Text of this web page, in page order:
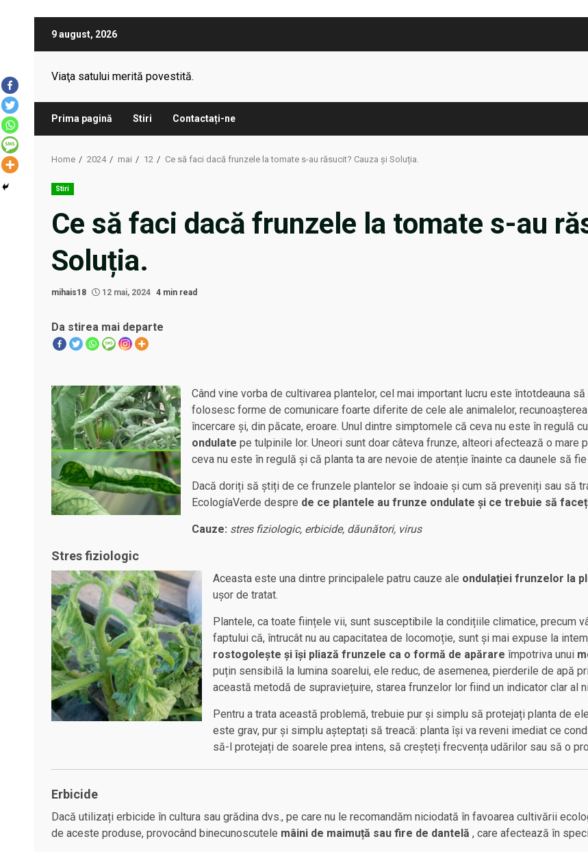
9 august, 2026
Viaţa satului merită povestită.
Prima pagină Stiri Contactați-ne
Home 2024 mai 12 Ce să faci dacă frunzele la tomate s-au răsucit? Cauza și Soluția.
Stiri
Ce să faci dacă frunzele la tomate s-au
Soluția.
mihais18 12 mai, 2024 4 min read
Da stirea mai departe
Când vine vorba de cultivarea plantelor, cel mai important lucru este întotdeauna
folosesc forme de comunicare foarte diferite de cele ale animalelor,
încercare și, din păcate, eroare. Unul dintre simptomele că ceva nu este în regulă
ondulate pe tulpinile lor. Uneori sunt doar câteva frunze, alteori afectează o mare
ceva nu este în regulă și că planta ta are nevoie de atenție înainte ca daunele să fie
Dacă doriți să știți de ce frunzele plantelor se îndoaie și cum să preveniți sau să
EcologíaVerde despre de ce plantele au frunze ondulate și ce trebuie să
Cauze: stres fiziologic, erbicide, dăunători, virus
Stres fiziologic
Aceasta este una dintre principalele patru cauze ale ondulației frunzelor la
ușor de tratat.
Plantele, ca toate ființele vii, sunt susceptibile la condițiile climatice, precum
faptului că, întrucât nu au capacitatea de locomoție, sunt și mai expuse la
rostogolește și își pliază frunzele ca o formă de apărare împotriva unui
puțin sensibilă la lumina soarelui, ele reduc, de asemenea, pierderile de apă
această metodă de supraviețuire, starea frunzelor lor fiind un indicator clar al
Pentru a trata această problemă, trebuie pur și simplu să protejați planta de
este grav, pur și simplu așteptați să treacă: planta își va reveni imediat ce
să-l protejați de soarele prea intens, să creșteți frecvența udărilor sau să o
Erbicide
Dacă utilizați erbicide în cultura sau grădina dvs., pe care nu le recomandăm niciodată în favoarea cultivării
de aceste produse, provocând binecunoscutele mâini de maimuță sau fire de dantelă , care afectează în